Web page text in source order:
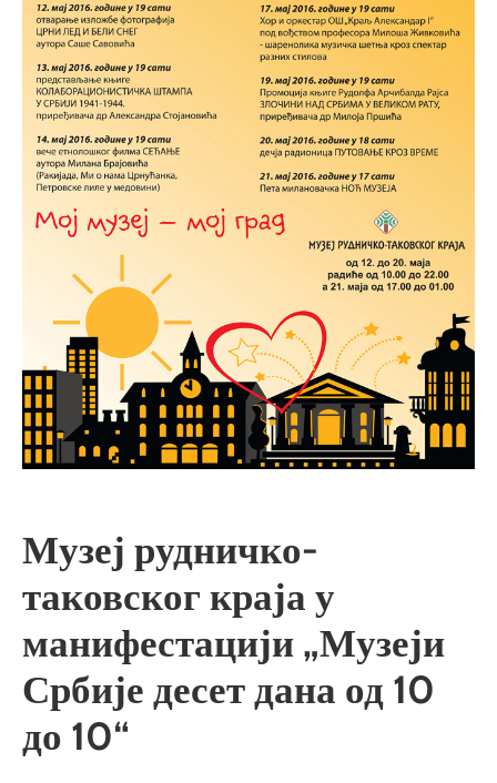
Музеј рудничко-
таковског краја у
манифестацији „Музеји
Србије десет дана од 10
до 10“